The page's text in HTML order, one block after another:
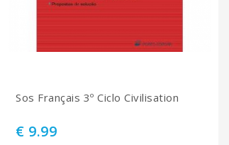
Sos Français 3º Ciclo Civilisation
€ 9.99